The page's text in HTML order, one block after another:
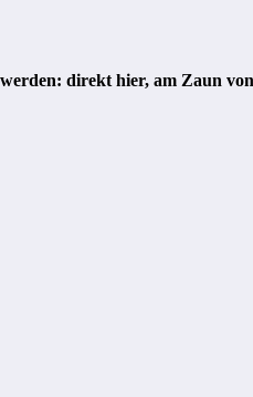
direkt hier, am Zaun